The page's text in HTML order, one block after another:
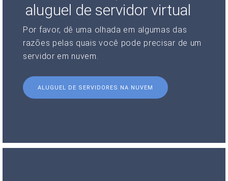
aluguel de servidor virtual
Por favor, dê uma olhada em algumas das
razões pelas quais você pode precisar de um
servidor em nuvem.
ALUGUEL DE SERVIDORES NA NUVEM